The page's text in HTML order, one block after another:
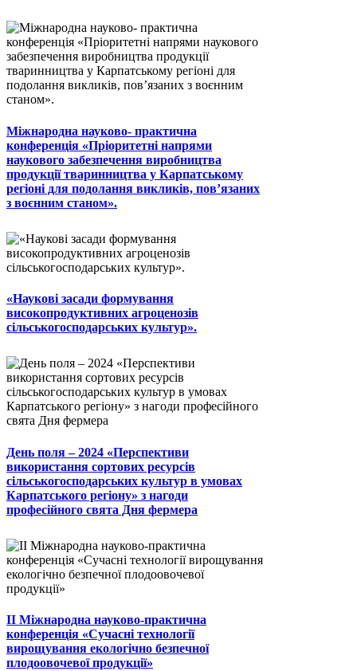
Міжнародна науково- практична
конференція «Пріоритетні напрями
наукового забезпечення виробництва
продукції тваринництва у Карпатському
регіоні для подолання викликів, пов’язаних
з воєнним станом».
«Наукові засади формування
високопродуктивних агроценозів
сільськогосподарських культур».
День поля – 2024 «Перспективи
використання сортових ресурсів
сільськогосподарських культур в умовах
Карпатського регіону» з нагоди
професійного свята Дня фермера
II Міжнародна науково-практична
конференція «Сучасні технології
вирощування екологічно безпечної
плодоовочевої продукції»